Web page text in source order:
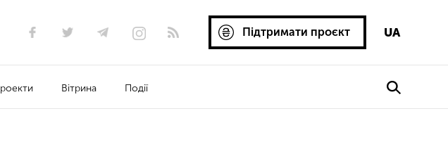
UA
Підтримати проєкт
Вітрина Події